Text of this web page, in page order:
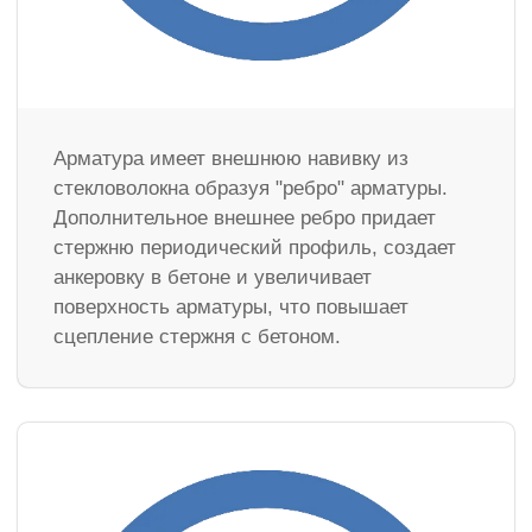
Арматура имеет внешнюю навивку из
стекловолокна образуя "ребро" арматуры.
Дополнительное внешнее ребро придает
стержню периодический профиль, создает
анкеровку в бетоне и увеличивает
поверхность арматуры, что повышает
сцепление стержня с бетоном.